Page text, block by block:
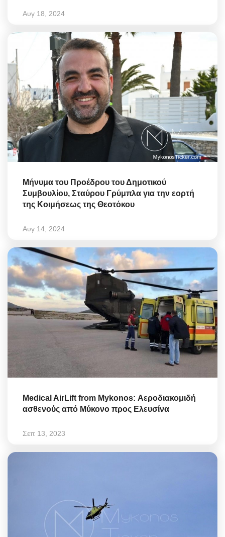
Αυγ 18, 2024
Μήνυμα του Προέδρου του Δημοτικού
Συμβουλίου, Σταύρου Γρύμπλα για την εορτή
της Κοιμήσεως της Θεοτόκου
Αυγ 14, 2024
Medical AirLift from Mykonos: Αεροδιακομιδή
ασθενούς από Μύκονο προς Ελευσίνα
Σεπ 13, 2023